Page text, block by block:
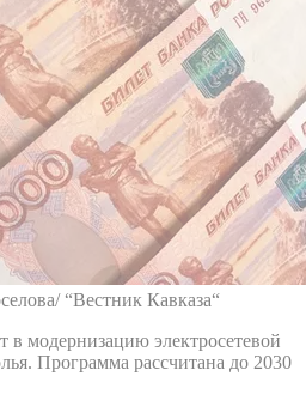
“Вестник Кавказа“
в модернизацию электросетевой
Программа рассчитана до 2030